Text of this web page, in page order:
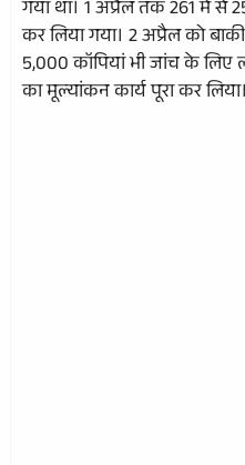
गया था। 1 अप्रैल तक 261 में से
कर लिया गया। 2 अप्रैल को
5,000 कॉपियां भी जांच के लिए
का मूल्यांकन कार्य पूरा कर लिया।